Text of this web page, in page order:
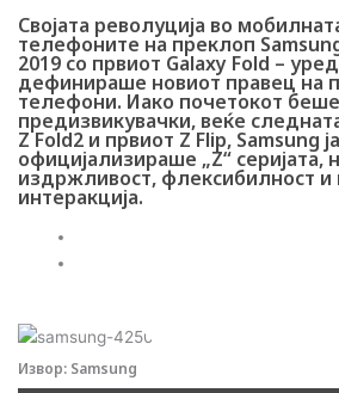
Својата револуција во
телефоните на преклоп
2019 со првиот Galaxy Fold –
дефинираше новиот правец на
телефони. Иако почетокот беше
предизвикувачки, веќе
Z Fold2 и првиот Z Flip, Samsung ја
официјализираше „Z“ серијата,
издржливост, флексибилност
интеракција.
Извор: Samsung